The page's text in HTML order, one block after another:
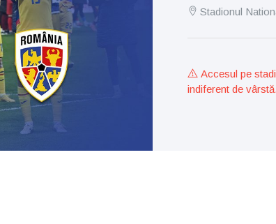
Stadionul
Accesul pe
indiferent de vârstă.